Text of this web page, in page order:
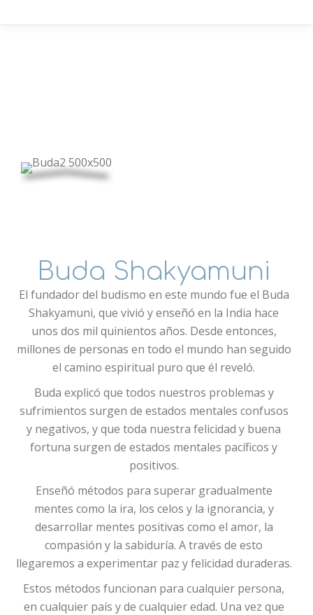
Buda Shakyamuni
El fundador del budismo en este mundo fue el Buda
Shakyamuni, que vivió y enseñó en la India hace
unos dos mil quinientos años. Desde entonces,
millones de personas en todo el mundo han seguido
el camino espiritual puro que él reveló.
Buda explicó que todos nuestros problemas y
sufrimientos surgen de estados mentales confusos
y negativos, y que toda nuestra felicidad y buena
fortuna surgen de estados mentales pacíficos y
positivos.
Enseñó métodos para superar gradualmente
mentes como la ira, los celos y la ignorancia, y
desarrollar mentes positivas como el amor, la
compasión y la sabiduría. A través de esto
llegaremos a experimentar paz y felicidad duraderas.
Estos métodos funcionan para cualquier persona,
en cualquier país y de cualquier edad. Una vez que